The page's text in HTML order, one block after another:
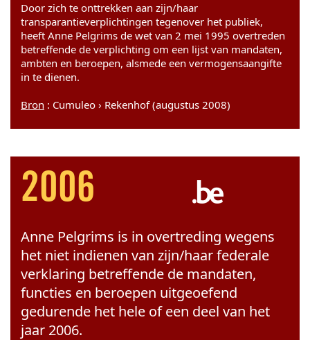
Door zich te onttrekken aan zijn/haar
transparantieverplichtingen tegenover het publiek,
heeft Anne Pelgrims de wet van 2 mei 1995 overtreden
betreffende de verplichting om een lijst van mandaten,
ambten en beroepen, alsmede een vermogensaangifte
in te dienen.
Bron : Cumuleo › Rekenhof (augustus 2008)
2006
Anne Pelgrims is in overtreding wegens
het niet indienen van zijn/haar federale
verklaring betreffende de mandaten,
functies en beroepen uitgeoefend
gedurende het hele of een deel van het
jaar 2006.